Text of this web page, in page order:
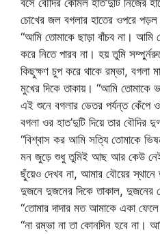
চোখের জল বগলার হাতের ওপরে
“আমি তোমাকে ছাড়া বাঁচব না। আমি
করে নিতে পারব না। হয় তুমি
কিছুক্ষণ চুপ করে থাকে রম্ভা, বগলা
মুখের দিকে তাকায়। “আমি তোমাকে
এই শুনে বগলার ভেতর পর্যন্ত কেঁপে
বগলা ওর হাত’দুটি দিয়ে তার বৌদির
“বিশ্বাস কর আমি সত্যি তোমাকে
মন জুড়ে শুধু তুমিই আছ আর কেউ
ছুঁয়েও দেখব না, আমার বৌয়ের
দুজনে দুজনের দিকে তাকাল, দুজনের
“তোমার দাদার মত আমাকে একা
“না রম্ভা না তা কোনদিন হবে না।